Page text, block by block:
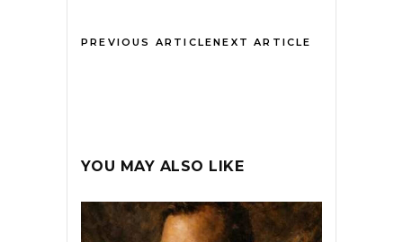
PREVIOUS ARTICLENEXT ARTICLE
YOU MAY ALSO LIKE